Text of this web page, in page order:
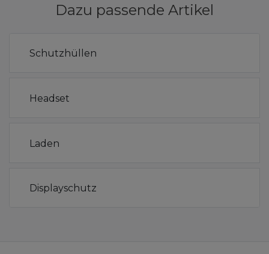
Dazu passende Artikel
Schutzhüllen
Headset
Laden
Displayschutz